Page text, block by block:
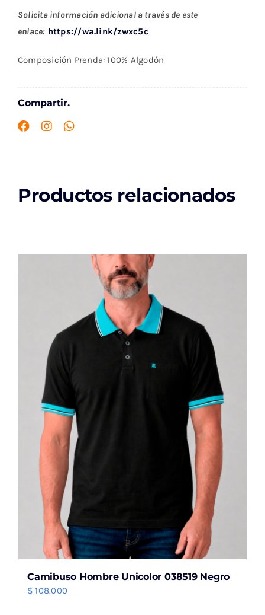
Solicita información adicional a través de este
enlace: https://wa.link/zwxc5c
Composición Prenda: 100% Algodón
Compartir.
Productos relacionados
Camibuso Hombre Unicolor 038519 Negro
$ 108.000